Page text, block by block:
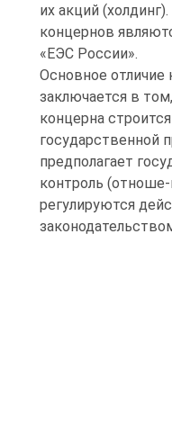
их акций
концернов
«ЕЭС России».
Основное отличие
заключается в
концерна
государственной
предполагает
контроль
регулируются